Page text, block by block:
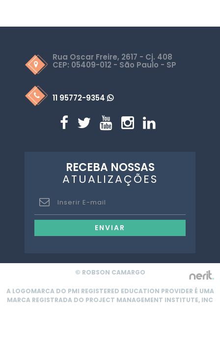
Rua Oscar Freire, 2617 - Cj. 408
CEP: 05409-012 - São Paulo - SP
11 95772-9354
RECEBA NOSSAS
ATUALIZAÇÕES
ENVIAR
© ROBSON CAMARGO
A LOGOMARCA DO PMI REGISTERED EDUCATION PROVIDER É UMA
MARCA REGISTRADA DO PROJECT MANAGEMENT INSTITUTE, INC